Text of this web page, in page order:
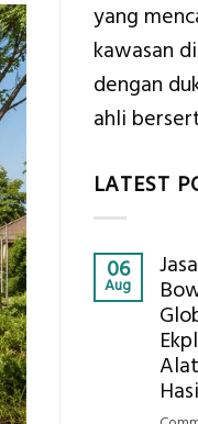
yang
kawasan
dengan
ahli
LATEST
06
Aug